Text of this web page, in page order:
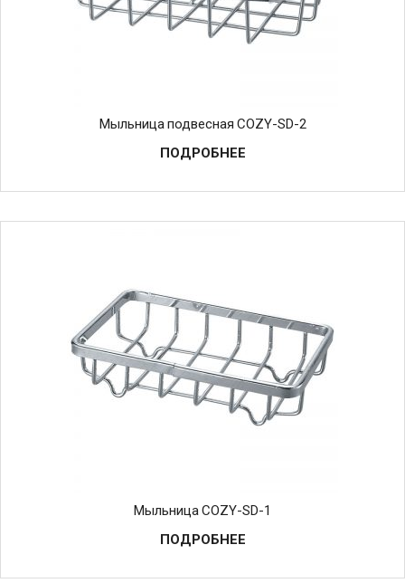
Мыльница подвесная COZY-SD-2
ПОДРОБНЕЕ
Мыльница COZY-SD-1
ПОДРОБНЕЕ